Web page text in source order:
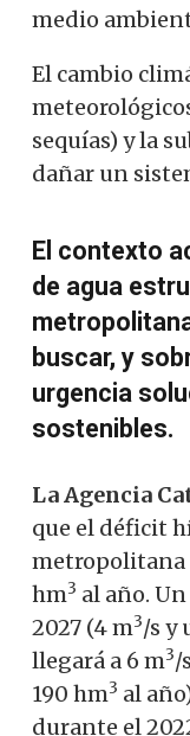
medio
El cambio
sequías) y la
dañar un
El contexto
de agua
buscar, y
urgencia
sostenibles.
La Agencia
que el déficit
metropolitana
hm3 al año.
2027 (4 m3/s y
llegará a 6 m3/
190 hm3 al
durante el